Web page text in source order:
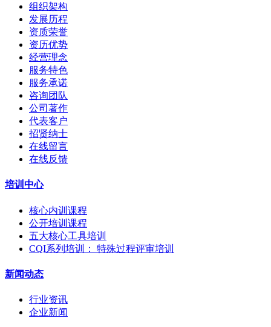
组织架构
发展历程
资质荣誉
资历优势
经营理念
服务特色
服务承诺
咨询团队
公司著作
代表客户
招贤纳士
在线留言
在线反馈
培训中心
核心内训课程
公开培训课程
五大核心工具培训
CQI系列培训： 特殊过程评审培训
新闻动态
行业资讯
企业新闻